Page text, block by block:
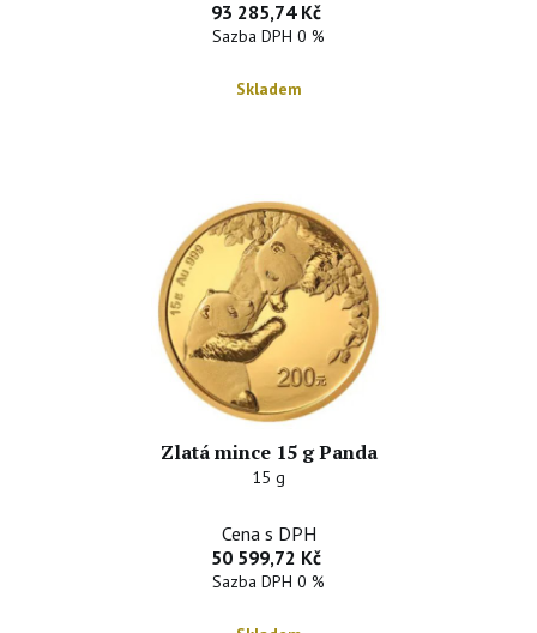
93 285,74 Kč
Sazba DPH 0 %
Skladem
Zlatá mince 15 g Panda
15 g
Cena s DPH
50 599,72 Kč
Sazba DPH 0 %